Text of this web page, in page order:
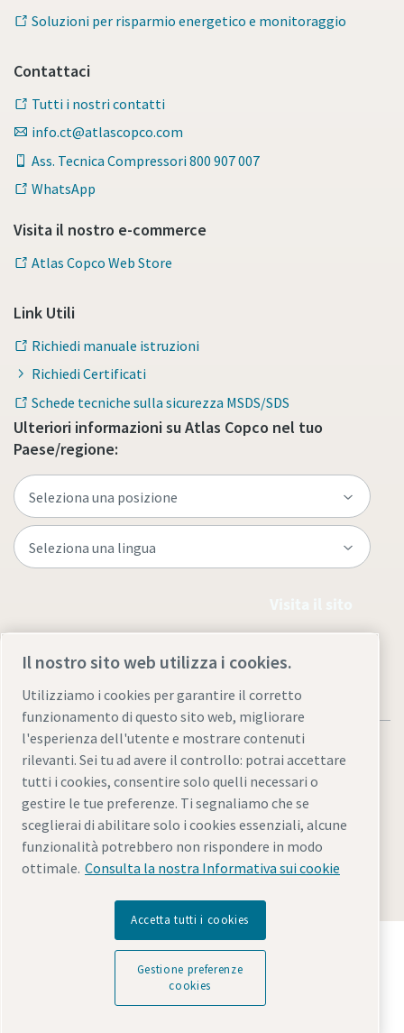
Soluzioni per risparmio energetico e monitoraggio
Contattaci
Tutti i nostri contatti
info.ct@atlascopco.com
Ass. Tecnica Compressori 800 907 007
WhatsApp
Visita il nostro e-commerce
Atlas Copco Web Store
Link Utili
Richiedi manuale istruzioni
Richiedi Certificati
Schede tecniche sulla sicurezza MSDS/SDS
Ulteriori informazioni su Atlas Copco nel tuo
Paese/regione:
Informativa sulla privacy e note legali
Gestione preferenze cookiesAccessibilitàMappa del sito
© 2026 Atlas Copco Italia S.r.l.
Scopri come Atlas Copco Group promuove la
tecnologia che trasforma il futuro.
Visita il sito web di Atlas Copco Group
Il nostro sito web utilizza i cookies.
Utilizziamo i cookies per garantire il corretto
funzionamento di questo sito web, migliorare
l'esperienza dell'utente e mostrare contenuti
rilevanti. Sei tu ad avere il controllo: potrai accettare
tutti i cookies, consentire solo quelli necessari o
gestire le tue preferenze. Ti segnaliamo che se
sceglierai di abilitare solo i cookies essenziali, alcune
funzionalità potrebbero non rispondere in modo
ottimale. Consulta la nostra Informativa sui cookie
Accetta tutti i cookies
Gestione preferenze
cookies